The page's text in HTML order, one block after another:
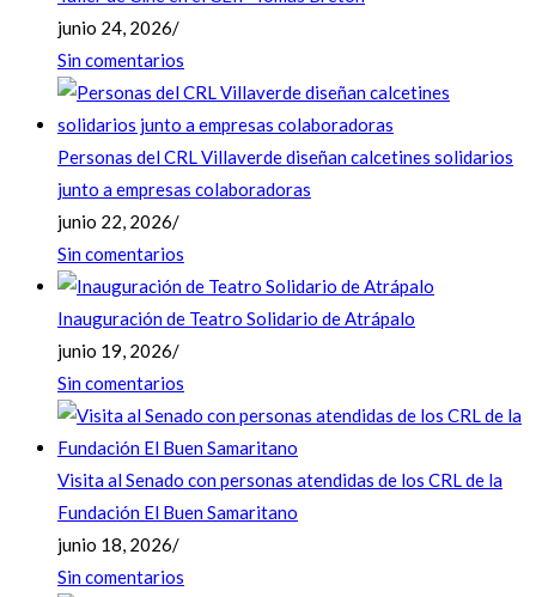
junio 24, 2026/
Sin comentarios
Personas del CRL Villaverde diseñan calcetines solidarios
junto a empresas colaboradoras
junio 22, 2026/
Sin comentarios
Inauguración de Teatro Solidario de Atrápalo
junio 19, 2026/
Sin comentarios
Visita al Senado con personas atendidas de los CRL de la
Fundación El Buen Samaritano
junio 18, 2026/
Sin comentarios